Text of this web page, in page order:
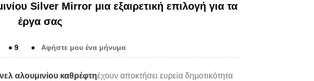
Silver Mirror μια εξαιρετική επιλογή για τα
έργα σας
●9 ● Αφήστε μου ένα μήνυμα
αλουμινίου καθρέφτηέχουν αποκτήσει ευρεία δημοτικότητα